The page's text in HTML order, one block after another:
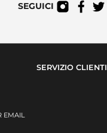
SEGUICI
SERVIZIO CLIENTI
EMAIL